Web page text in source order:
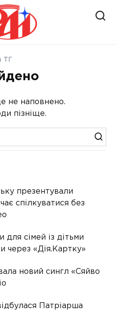
ТГ
не наповнено.
пізніще.
презентували
спілкуватися без
для сімей із дітьми
через «Дія.Картку»
новий сингл «Сяйво
Патріарша